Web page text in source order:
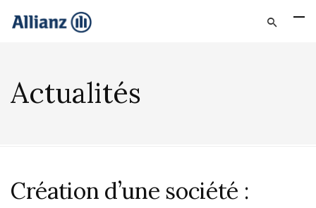
Actualités
Création d’une société :